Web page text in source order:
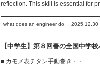
reflection. This skill is essential for
what does an engineer do 2025.12.30
【中学生】第８回春の全国中学
■ カモメ表チタン手動巻き・・